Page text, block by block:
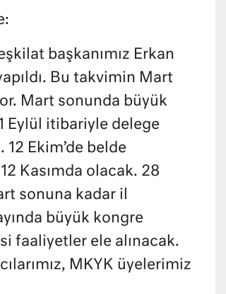
başkanımız Erkan
Bu takvimin Mart
Mart sonunda büyük
Eylül itibariyle delege
Ekim’de belde
Kasımda olacak. 28
sonuna kadar il
büyük kongre
faaliyetler ele alınacak.
MKYK üyelerimiz